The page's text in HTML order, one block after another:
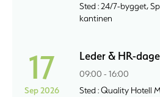
Sted : 24/7-bygget,
kantinen
17
Sep 2026
Leder & HR-
09:00 - 16:00
Sted : Quality Hotell